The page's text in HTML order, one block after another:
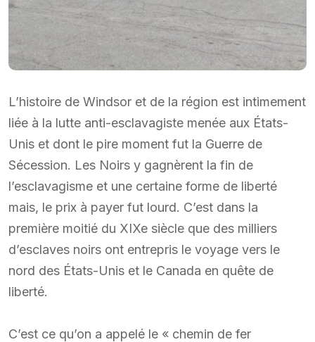
L’histoire de Windsor et de la région est intimement
liée à la lutte anti-esclavagiste menée aux États-
Unis et dont le pire moment fut la Guerre de
Sécession. Les Noirs y gagnèrent la fin de
l’esclavagisme et une certaine forme de liberté
mais, le prix à payer fut lourd. C’est dans la
première moitié du XIXe siècle que des milliers
d’esclaves noirs ont entrepris le voyage vers le
nord des États-Unis et le Canada en quête de
liberté.
C’est ce qu’on a appelé le « chemin de fer